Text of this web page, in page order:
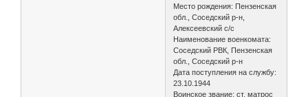
Место рождения: Пензенская
обл., Соседский р-н,
Алексеевский с/с
Наименование военкомата:
Соседский РВК, Пензенская
обл., Соседский р-н
Дата поступления на службу:
23.10.1944
Воинское звание: ст. матрос